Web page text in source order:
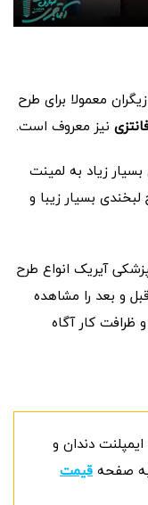
معمولا برای طرح
نیز معروف است.
زیاد به لمینت
بسیار زیبا و
آیریک انواع طرح
و بعد را مشاهده
کار آگاه
دندان و
قیمت